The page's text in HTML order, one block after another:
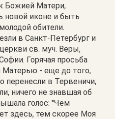
Божией Матери,
новой иконе и быть
обители.
в Санкт-Петербург и
св. муч. Веры,
Горячая просьба
- еще до того,
перенесли в Тервеничи,
ничего не знавшая об
голос: "Чем
здесь, тем скорее Моя